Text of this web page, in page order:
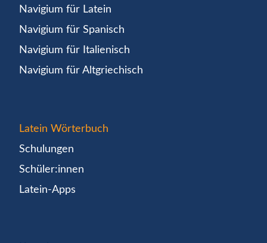
Navigium für Latein
Navigium für Spanisch
Navigium für Italienisch
Navigium für Altgriechisch
Latein Wörterbuch
Schulungen
Schüler:innen
Latein-Apps